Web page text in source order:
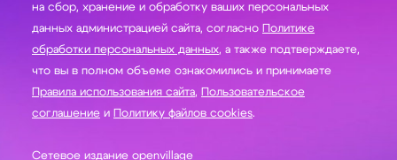
на сбор, хранение и обработку ваших персональных
данных администрацией сайта, согласно Политике
обработки персональных данных, а также подтверждаете,
что вы в полном объеме ознакомились и принимаете
Правила использования сайта, Пользовательское
соглашение и Политику файлов cookies.
Сетевое издание openvillage